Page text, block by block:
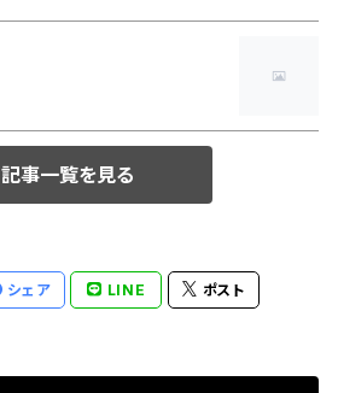
記事一覧を見る
シェア LINE ポスト